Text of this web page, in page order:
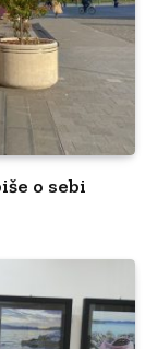
o sebi